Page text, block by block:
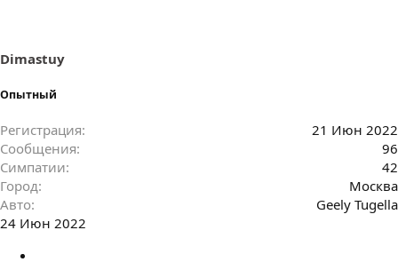
Dimastuy
Опытный
Регистрация
21 Июн 2022
Сообщения
96
Симпатии
42
Город
Москва
Авто
Geely Tugella
24 Июн 2022